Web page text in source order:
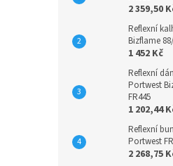
2 359,50
Reflexní
Bizflame
1 452 Kč
Reflexní
Portwest
FR445
1 202,44
Reflexní
Portwest
2 268,75